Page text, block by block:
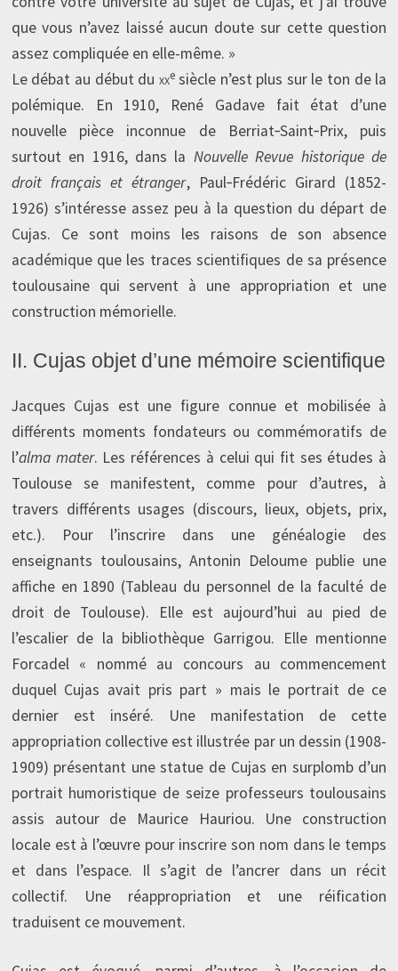
que vous n’avez laissé aucun doute sur cette question
assez compliquée en elle-même. »
Le débat au début du xxesiècle n’est plus sur le ton de la
polémique. En 1910, René Gadave fait état d’une
nouvelle pièce inconnue de Berriat‑Saint‑Prix, puis
surtout en 1916, dans la Nouvelle Revue historique de
droit français et étranger, Paul‑Frédéric Girard (1852-
1926) s’intéresse assez peu à la question du départ de
Cujas. Ce sont moins les raisons de son absence
académique que les traces scientifiques de sa présence
toulousaine qui servent à une appropriation et une
construction mémorielle.
II. Cujas objet d’une mémoire scientifique
Jacques Cujas est une figure connue et mobilisée à
différents moments fondateurs ou commémoratifs de
l’alma mater. Les références à celui qui fit ses études à
Toulouse se manifestent, comme pour d’autres, à
travers différents usages (discours, lieux, objets, prix,
etc.). Pour l’inscrire dans une généalogie des
enseignants toulousains, Antonin Deloume publie une
affiche en 1890 (Tableau du personnel de la faculté de
droit de Toulouse). Elle est aujourd’hui au pied de
l’escalier de la bibliothèque Garrigou. Elle mentionne
Forcadel « nommé au concours au commencement
duquel Cujas avait pris part » mais le portrait de ce
dernier est inséré. Une manifestation de cette
appropriation collective est illustrée par un dessin (1908-
1909) présentant une statue de Cujas en surplomb d’un
portrait humoristique de seize professeurs toulousains
assis autour de Maurice Hauriou. Une construction
locale est à l’œuvre pour inscrire son nom dans le temps
et dans l’espace. Il s’agit de l’ancrer dans un récit
collectif. Une réappropriation et une réification
traduisent ce mouvement.